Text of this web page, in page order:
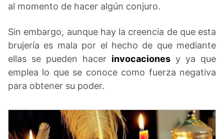
al momento de hacer algún conjuro.
Sin embargo, aunque hay la creencia de que esta
brujería es mala por el hecho de que mediante
ellas se pueden hacer invocaciones y ya que
emplea lo que se conoce como fuerza negativa
para obtener su poder.